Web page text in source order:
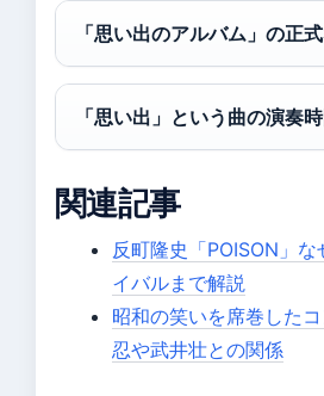
「思い出のアルバム」の正
「思い出」という曲の演奏
関連記事
反町隆史「POISON」
イバルまで解説
昭和の笑いを席巻した
忍や武井壮との関係